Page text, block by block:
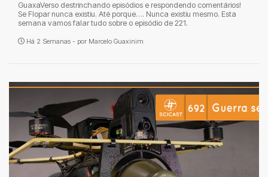
GuaxaVerso destrinchando episódios e respondendo comentários!
Se Flopar nunca existiu. Até porque…. Nunca existiu mesmo. Esta
semana vamos falar tudo sobre o episódio de 221.
Há 2 Semanas - por Marcelo Guaxinim